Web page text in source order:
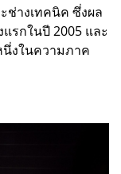
ช่างเทคนิค ซึ่งผล
รกในปี 2005 และ
งในความภาค